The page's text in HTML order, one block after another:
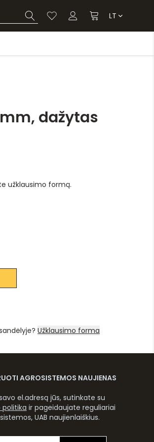
LT
dažytas
užklausimo formą.
Užklausimo forma
AGROSISTEMOS NAUJIENAS
el.adresą jūs, sutinkate su
ir pageidaujate reguliariai
UAB naujienlaiškius.